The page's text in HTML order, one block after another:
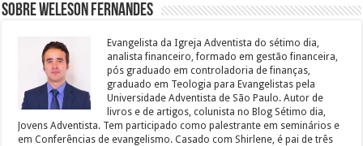
Sobre Weleson Fernandes
Evangelista da Igreja Adventista do sétimo dia,
analista financeiro, formado em gestão financeira,
pós graduado em controladoria de finanças,
graduado em Teologia para Evangelistas pela
Universidade Adventista de São Paulo. Autor de
livros e de artigos, colunista no Blog Sétimo dia,
Jovens Adventista. Tem participado como palestrante em seminários e
em Conferências de evangelismo. Casado com Shirlene, é pai de três